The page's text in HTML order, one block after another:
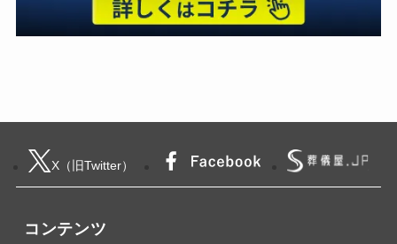
X（旧Twitter）
コンテンツ